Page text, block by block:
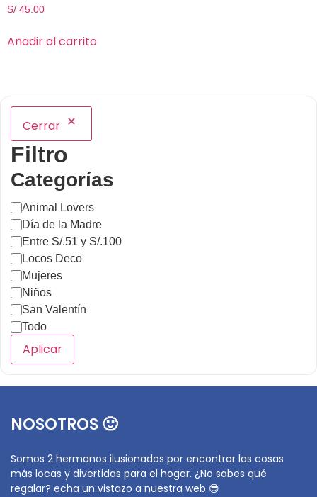
S/ 45.00
Añadir al carrito
Cerrar
Filtro
Categorías
Animal Lovers
Día de la Madre
Entre S/.51 y S/.100
Locos Deco
Mujeres
Niños
San Valentín
Todo
Aplicar
NOSOTROS 🙂
Somos 2 hermanos ilusionados por encontrar las cosas
más locas y divertidas para el hogar. ¿No sabes qué
regalar? echa un vistazo a nuestra web 😎